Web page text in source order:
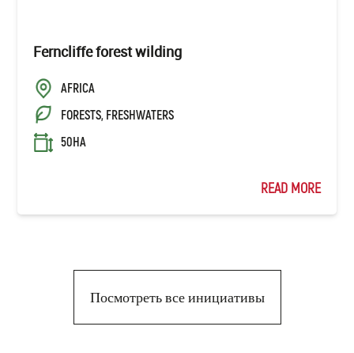
Ferncliffe forest wilding
AFRICA
FORESTS, FRESHWATERS
50HA
READ MORE
Посмотреть все инициативы